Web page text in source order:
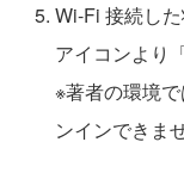
Wi-Fi 接続し
アイコンより
※著者の環境
ンインできま